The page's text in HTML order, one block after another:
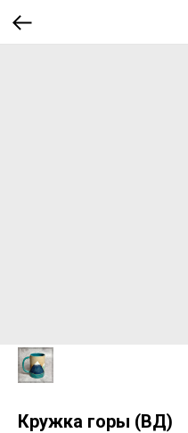
Кружка горы (ВД)